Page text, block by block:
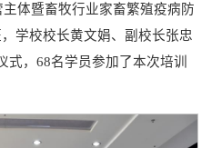
体暨畜牧行业家畜繁殖疫病防
学校校长黄文娟、副校长张忠
，68名学员参加了本次培训